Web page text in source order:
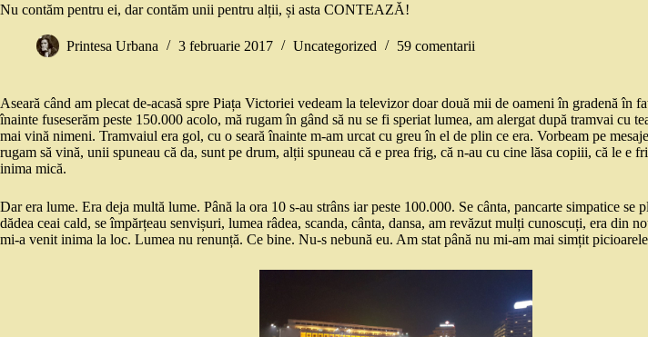
Nu contăm pentru ei, dar contăm unii pentru alții, și asta CONTEAZĂ!
Printesa Urbana 3 februarie 2017 Uncategorized 59 comentarii
Aseară când am plecat de-acasă spre Piața Victoriei vedeam la televizor doar două mii de oameni în gradenă în
înainte fuseserăm peste 150.000 acolo, mă rugam în gând să nu se fi speriat lumea, am alergat după tramvai cu
mai vină nimeni. Tramvaiul era gol, cu o seară înainte m-am urcat cu greu în el de plin ce era. Vorbeam pe
rugam să vină, unii spuneau că da, sunt pe drum, alții spuneau că e prea frig, că n-au cu cine lăsa copiii, că le e
inima mică.
Dar era lume. Era deja multă lume. Până la ora 10 s-au strâns iar peste 100.000. Se cânta, pancarte simpatice se
dădea ceai cald, se împărțeau senvișuri, lumea râdea, scanda, cânta, dansa, am revăzut mulți cunoscuți, era din
mi-a venit inima la loc. Lumea nu renunță. Ce bine. Nu-s nebună eu. Am stat până nu mi-am mai simțit